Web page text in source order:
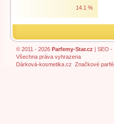
14.1 %
© 2011 - 2026 Parfemy-Star.cz | SEO -
Všechna práva vyhrazena
Dárková-kosmetika.cz Značkové